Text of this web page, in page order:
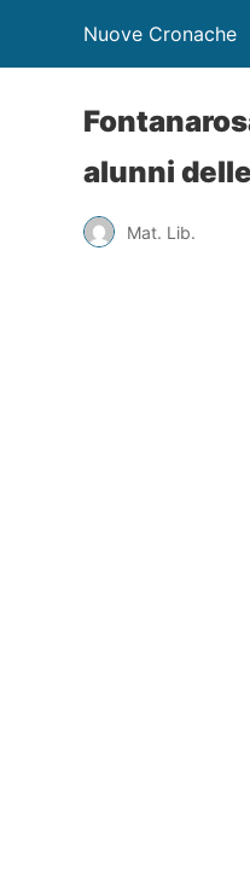
Nuove Cronache
alunni
Mat. Lib.